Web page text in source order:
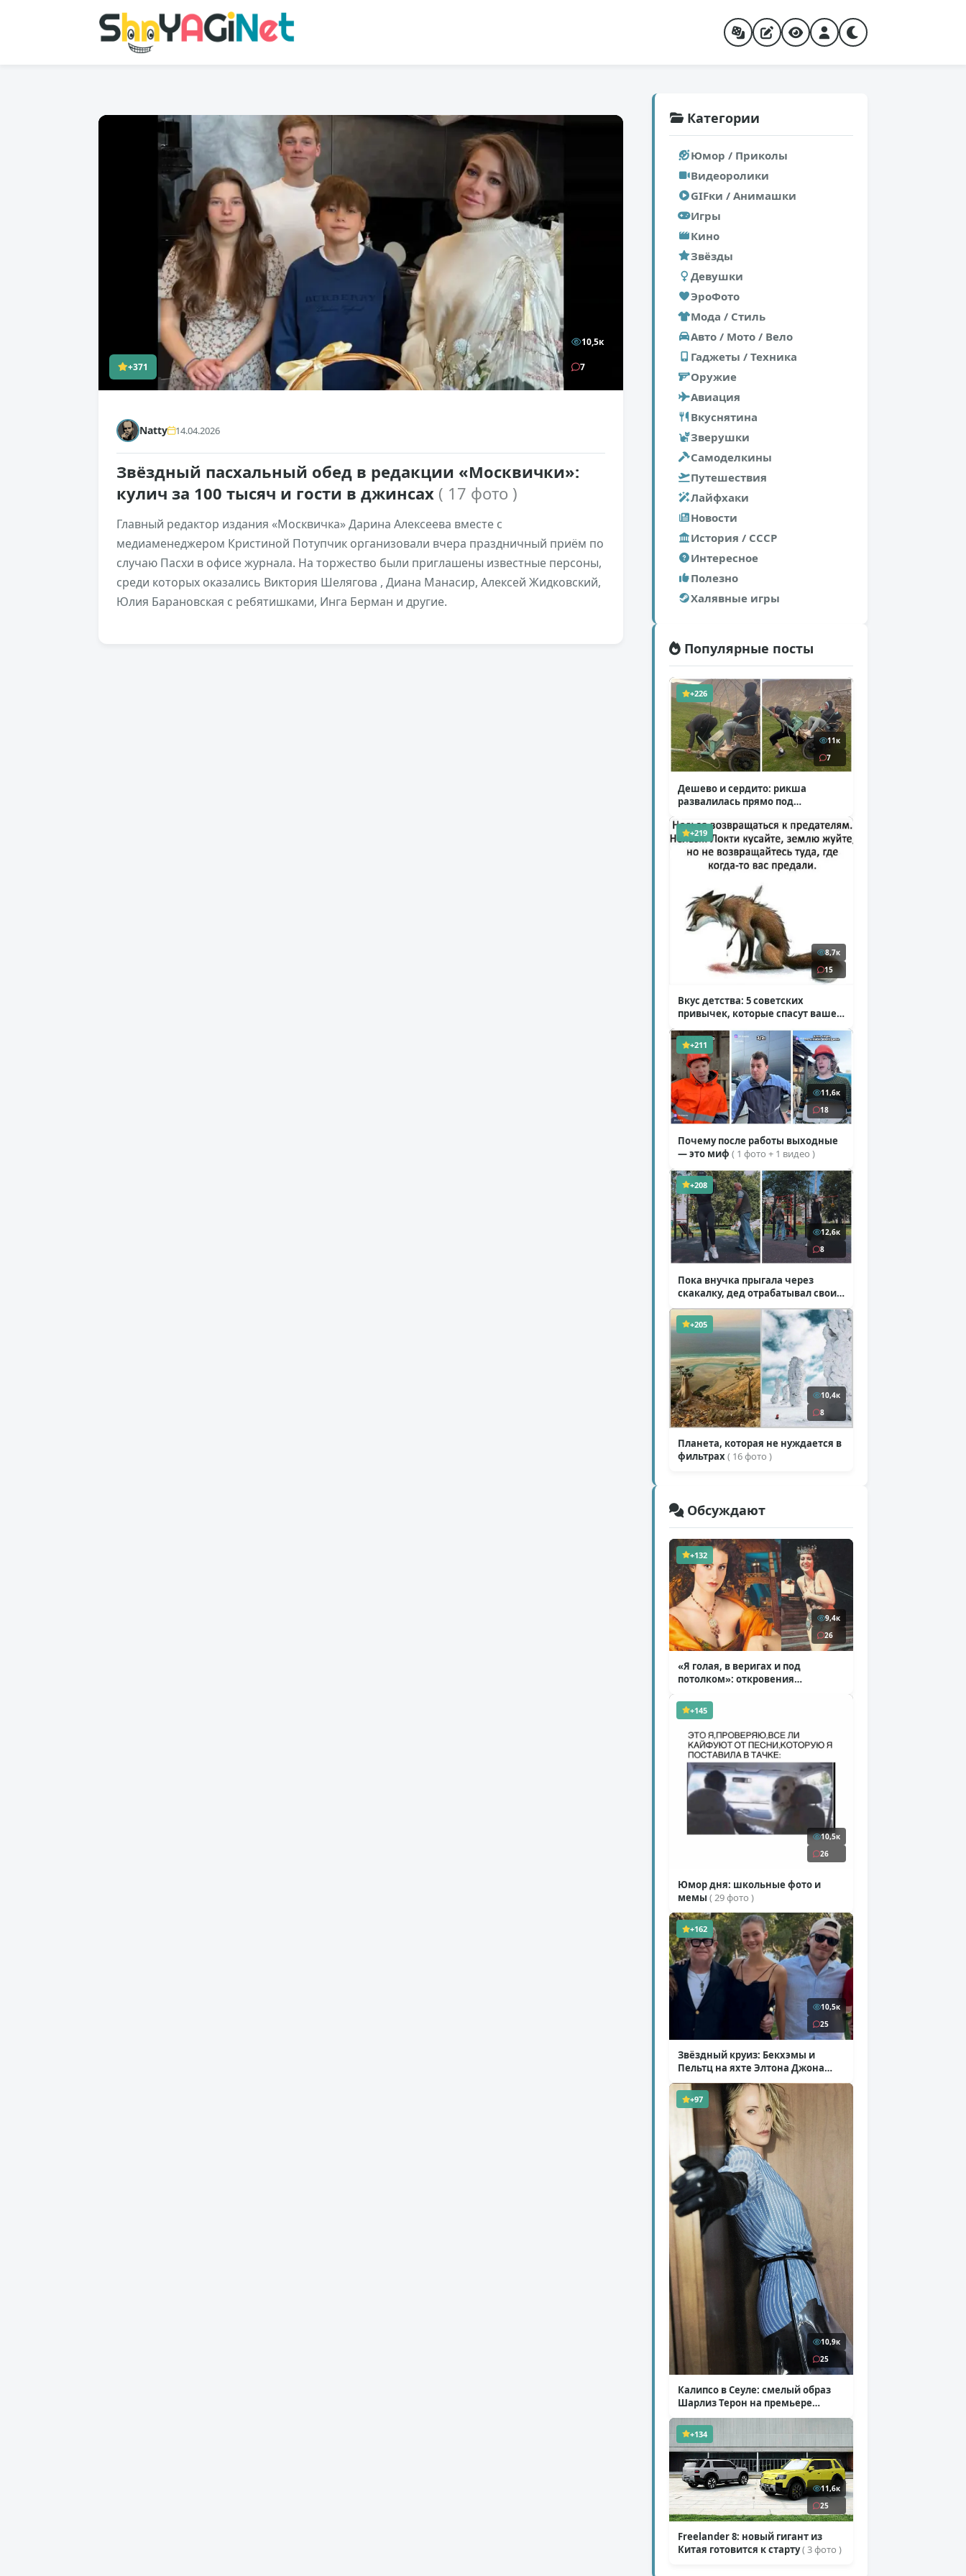
+371
10,5к
7
Natty 14.04.2026
Звёздный пасхальный обед в редакции «Москвички»:
кулич за 100 тысяч и гости в джинсах ( 17 фото )
Главный редактор издания «Москвичка» Дарина Алексеева вместе с
медиаменеджером Кристиной Потупчик организовали вчера праздничный приём по
случаю Пасхи в офисе журнала. На торжество были приглашены известные персоны,
среди которых оказались Виктория Шелягова , Диана Манасир, Алексей Жидковский,
Юлия Барановская с ребятишками, Инга Берман и другие.
Категории
Юмор / Приколы
Видеоролики
GIFки / Анимашки
Игры
Кино
Звёзды
Девушки
ЭроФото
Мода / Стиль
Авто / Мото / Вело
Гаджеты / Техника
Оружие
Авиация
Вкуснятина
Зверушки
Самоделкины
Путешествия
Лайфхаки
Новости
История / СССР
Интересное
Полезно
Халявные игры
Популярные посты
+226
11к
7
Дешево и сердито: рикша
развалилась прямо под
+219
8,7к
15
Вкус детства: 5 советских
привычек, которые спасут ваше
+211
11,6к
18
Почему после работы выходные
— это миф ( 1 фото + 1 видео )
+208
12,6к
8
Пока внучка прыгала через
скакалку, дед отрабатывал свои
секретные приемы
( 1 фото + 1 видео )
+205
10,4к
8
Планета, которая не нуждается в
фильтрах( 16 фото )
Обсуждают
+132
9,4к
26
«Я голая, в веригах и под
потолком»: откровения
( 11 фото )
+145
10,5к
26
Юмор дня: школьные фото и
мемы ( 29 фото )
+162
10,5к
25
Звёздный круиз: Бекхэмы и
Пельтц на яхте Элтона Джона
( 12 фото )
+97
10,9к
25
Калипсо в Сеуле: смелый образ
Шарлиз Терон на премьере
«Одиссеи»( 6 фото )
+134
11,6к
25
Freelander 8: новый гигант из
Китая готовится к старту( 3 фото )